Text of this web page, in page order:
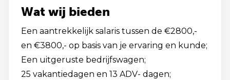
Wat wij bieden
Een aantrekkelijk salaris tussen de €2800,-
en €3800,- op basis van je ervaring en kunde;
Een uitgeruste bedrijfswagen;
25 vakantiedagen en 13 ADV- dagen;